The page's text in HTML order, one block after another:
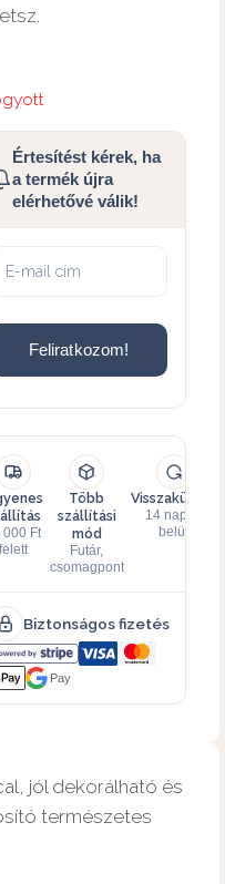
Értesítést kérek, ha
a termék újra
elérhetővé válik!
Feliratkozom!
000 Ft
felett
Több
szállítási
mód
Futár,
csomagpont
Visszaküldés
14 napon
belül
Biztonságos fizetés
Pay
jól dekorálható és
természetes